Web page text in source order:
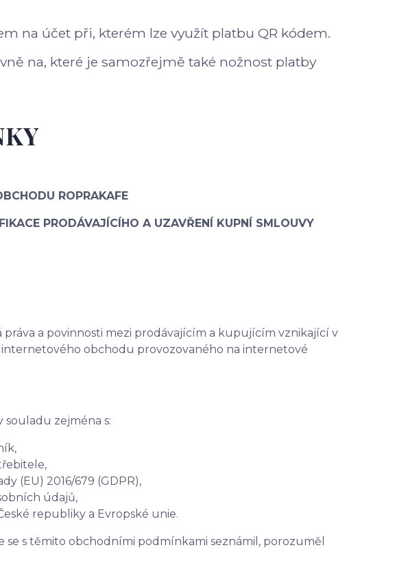
na účet při, kterém lze využít platbu QR kódem.
na, které je samozřejmě také nožnost platby
ROPRAKAFE
PRODÁVAJÍCÍHO A UZAVŘENÍ KUPNÍ SMLOUVY
a povinnosti mezi prodávajícím a kupujícím vznikající v
obchodu provozovaného na internetové
zejména s:
(EU) 2016/679 (GDPR),
údajů,
republiky a Evropské unie.
s těmito obchodními podmínkami seznámil, porozuměl